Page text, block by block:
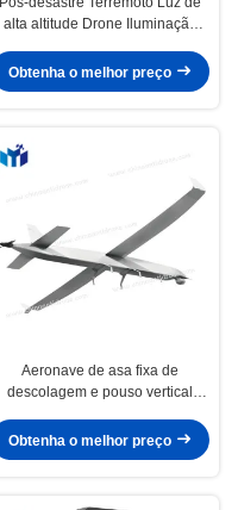
alta altitude Drone Iluminação
ligado Drone XT380L
Obtenha o melhor preço
Aeronave de asa fixa de
descolagem e pouso vertical
Obtenha o melhor preço